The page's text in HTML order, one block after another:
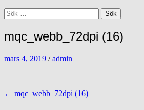
Sök
Sök
efter:
mqc_webb_72dpi (16)
mars 4, 2019 /admin
Inläggsnavigering
← mqc_webb_72dpi (16)